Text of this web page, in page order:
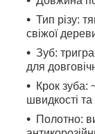
Тип різу:
свіжої
Зуб:
для
Крок
швидкості та
Полотно: